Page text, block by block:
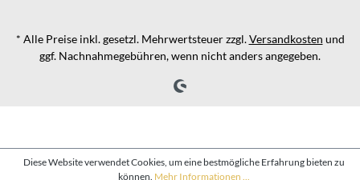
* Alle Preise inkl. gesetzl. Mehrwertsteuer zzgl.Versandkosten und
ggf. Nachnahmegebühren, wenn nicht anders angegeben.
Diese Website verwendet Cookies, um eine bestmögliche Erfahrung bieten zu
können. Mehr Informationen ...